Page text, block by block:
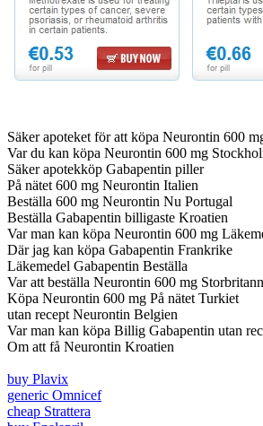
Säker apoteket för att köpa Neurontin 600
Var du kan köpa Neurontin 600 mg
Säker apotekköp Gabapentin piller
På nätet 600 mg Neurontin Italien
Beställa 600 mg Neurontin Nu Portugal
Beställa Gabapentin billigaste Kroatien
Var man kan köpa Neurontin 600 mg
Där jag kan köpa Gabapentin Frankrike
Läkemedel Gabapentin Beställa
Var att beställa Neurontin 600 mg
Köpa Neurontin 600 mg På nätet Turkiet
utan recept Neurontin Belgien
Var man kan köpa Billig Gabapentin utan
Om att få Neurontin Kroatien
buy Plavix
generic Omnicef
cheap Strattera